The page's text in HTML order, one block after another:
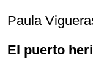
Paula
El puerto